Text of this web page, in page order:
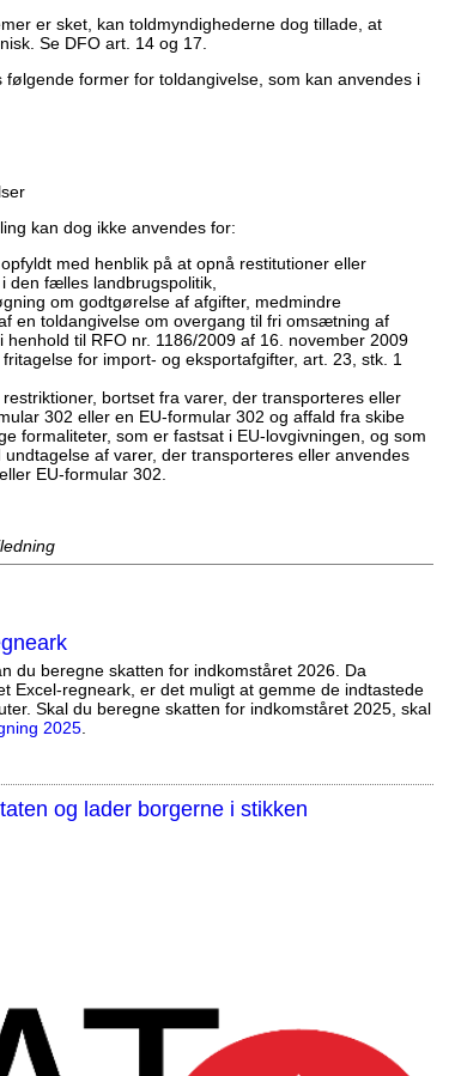
er sket, kan toldmyndighederne dog tillade, at
Se DFO art. 14 og 17.
former for toldangivelse, som kan anvendes i
kan dog ikke anvendes for:
med henblik på at opnå restitutioner eller
den fælles landbrugspolitik,
om godtgørelse af afgifter, medmindre
en toldangivelse om overgang til fri omsætning af
til RFO nr. 1186/2009 af 16. november 2009
for import- og eksportafgifter, art. 23, stk. 1
bortset fra varer, der transporteres eller
302 eller en EU-formular 302 og affald fra skibe
formaliteter, som er fastsat i EU-lovgivningen, og som
af varer, der transporteres eller anvendes
EU-formular 302.
du beregne skatten for indkomståret 2026. Da
Excel-regneark, er det muligt at gemme de indtastede
Skal du beregne skatten for indkomståret 2025, skal
2025
og lader borgerne i stikken